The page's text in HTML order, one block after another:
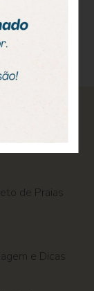
de Praias
e Dicas